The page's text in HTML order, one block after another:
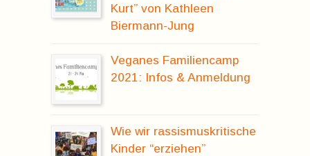
Kurt” von Kathleen
Biermann-Jung
Veganes Familiencamp
2021: Infos & Anmeldung
Wie wir rassismuskritische
Kinder “erziehen”